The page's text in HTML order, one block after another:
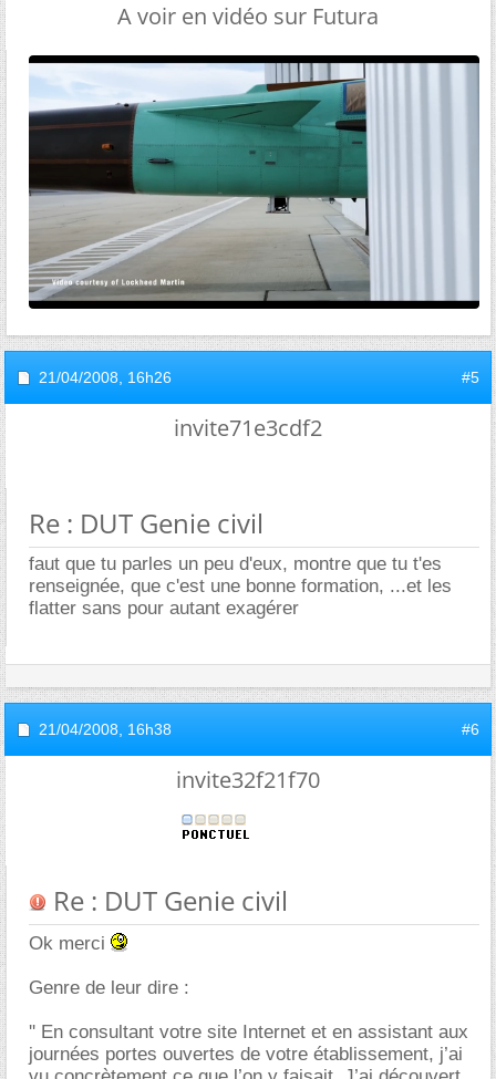
A voir en vidéo sur Futura
21/04/2008, 16h26 #5
invite71e3cdf2
Re : DUT Genie civil
faut que tu parles un peu d'eux, montre que tu t'es
renseignée, que c'est une bonne formation, ...et les
flatter sans pour autant exagérer
21/04/2008, 16h38 #6
invite32f21f70
Re : DUT Genie civil
Ok merci
Genre de leur dire :
'' En consultant votre site Internet et en assistant aux
journées portes ouvertes de votre établissement, j’ai